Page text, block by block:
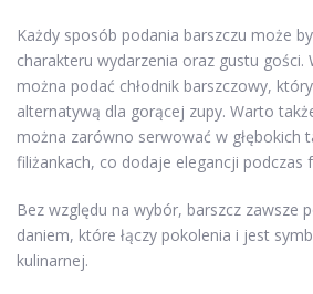
Każdy sposób podania barszczu może
charakteru wydarzenia oraz gustu gości.
można podać chłodnik barszczowy,
alternatywą dla gorącej zupy. Warto
można zarówno serwować w głębokich
filiżankach, co dodaje elegancji podczas
Bez względu na wybór, barszcz zawsze
daniem, które łączy pokolenia i jest
kulinarnej.